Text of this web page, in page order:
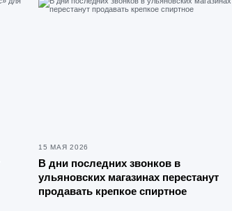
15 МАЯ 2026
В дни последних звонков в
ульяновских магазинах перестанут
продавать крепкое спиртное